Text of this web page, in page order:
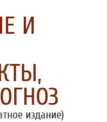
И
издание)